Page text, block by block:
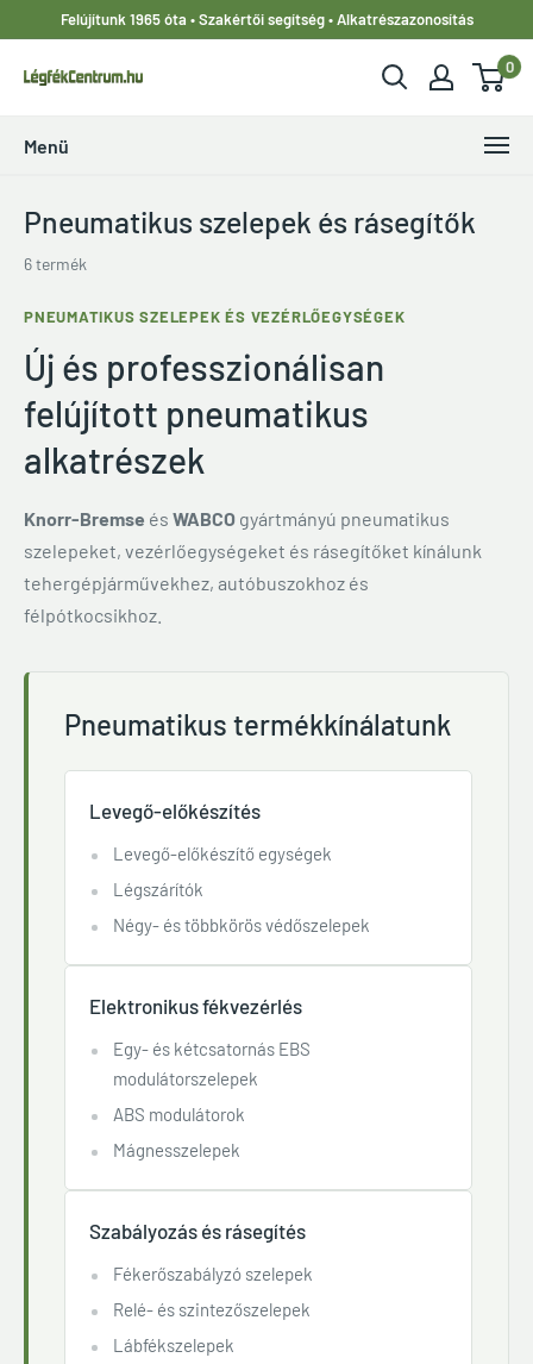
tartalomhoz
Felújítunk 1965 óta • Szakértői segítség • Alkatrészazonosítás
LegfekCentrum.hu
0
Menü
Pneumatikus szelepek és rásegítők
6 termék
PNEUMATIKUS SZELEPEK ÉS VEZÉRLŐEGYSÉGEK
Új és professzionálisan
felújított pneumatikus
alkatrészek
Knorr-Bremse és WABCO gyártmányú pneumatikus
szelepeket, vezérlőegységeket és rásegítőket kínálunk
tehergépjárművekhez, autóbuszokhoz és
félpótkocsikhoz.
Pneumatikus termékkínálatunk
Levegő-előkészítés
Levegő-előkészítő egységek
Légszárítók
Négy- és többkörös védőszelepek
Elektronikus fékvezérlés
Egy- és kétcsatornás EBS
modulátorszelepek
ABS modulátorok
Mágnesszelepek
Szabályozás és rásegítés
Fékerőszabályzó szelepek
Relé- és szintezőszelepek
Lábfékszelepek